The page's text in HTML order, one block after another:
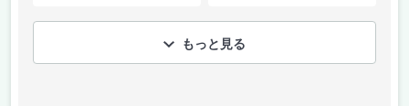
もっと見る